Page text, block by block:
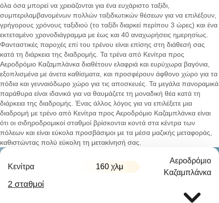
όλα όσα μπορεί να χρειάζονται για ένα ευχάριστο ταξίδι,
συμπεριλαμβανομένων πολλών ταξιδιωτικών θέσεων για να επιλέξουν,
γρήγορους χρόνους ταξιδιού (το ταξίδι διαρκεί περίπου 3 ώρες) και ένα
εκτεταμένο χρονοδιάγραμμα με έως και 40 αναχωρήσεις ημερησίως.
Φανταστικές παροχές επί του τρένου είναι επίσης στη διάθεσή σας
κατά τη διάρκεια της διαδρομής. Τα τρένα από Κενίτρα προς
Αεροδρόμιο Καζαμπλάνκα διαθέτουν ελαφριά και ευρύχωρα βαγόνια,
εξοπλισμένα με άνετα καθίσματα, και προσφέρουν άφθονο χώρο για τα
πόδια και γενναιόδωρο χώρο για τις αποσκευές. Τα μεγάλα πανοραμικά
παράθυρα είναι ιδανικά για να θαυμάζετε τη μοναδική θέα κατά τη
διάρκεια της διαδρομής. Ένας άλλος λόγος για να επιλέξετε μια
διαδρομή με τρένο από Κενίτρα προς Αεροδρόμιο Καζαμπλάνκα είναι
ότι οι σιδηροδρομικοί σταθμοί βρίσκονται κοντά στα κέντρα των
πόλεων και είναι εύκολα προσβάσιμοι με τα μέσα μαζικής μεταφοράς,
καθιστώντας πολύ εύκολη τη μετακίνησή σας.
Κενίτρα 160 χλμ
Αεροδρόμιο
Καζαμπλάνκα
2 σταθμοί